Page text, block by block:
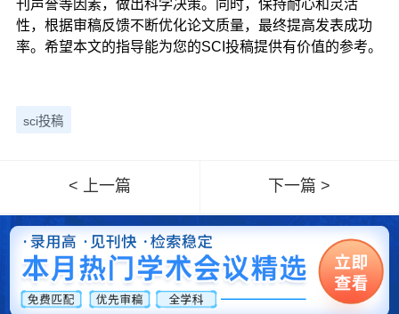
刊声誉等因素，做出科学决策。同时，保持耐心和灵活
性，根据审稿反馈不断优化论文质量，最终提高发表成功
率。希望本文的指导能为您的SCI投稿提供有价值的参考。
sci投稿
< 上一篇 下一篇 >